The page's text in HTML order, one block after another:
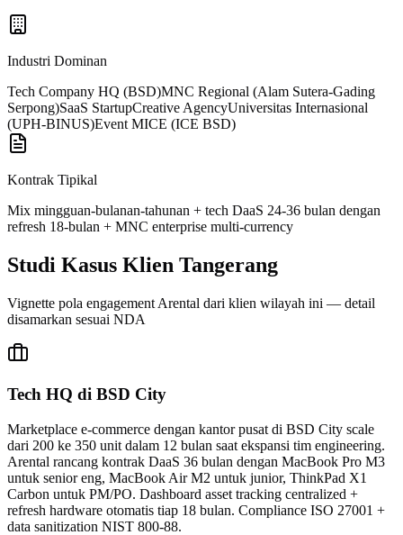
Industri Dominan
Tech Company HQ (BSD)MNC Regional (Alam Sutera-Gading
Serpong)SaaS StartupCreative AgencyUniversitas Internasional
(UPH-BINUS)Event MICE (ICE BSD)
Kontrak Tipikal
Mix mingguan-bulanan-tahunan + tech DaaS 24-36 bulan dengan
refresh 18-bulan + MNC enterprise multi-currency
Studi Kasus Klien Tangerang
Vignette pola engagement Arental dari klien wilayah ini — detail
disamarkan sesuai NDA
Tech HQ di BSD City
Marketplace e-commerce dengan kantor pusat di BSD City scale
dari 200 ke 350 unit dalam 12 bulan saat ekspansi tim engineering.
Arental rancang kontrak DaaS 36 bulan dengan MacBook Pro M3
untuk senior eng, MacBook Air M2 untuk junior, ThinkPad X1
Carbon untuk PM/PO. Dashboard asset tracking centralized +
refresh hardware otomatis tiap 18 bulan. Compliance ISO 27001 +
data sanitization NIST 800-88.